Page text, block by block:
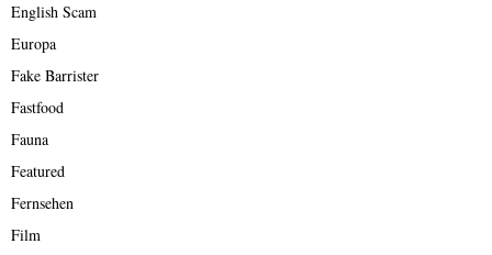
English Scam
Europa
Fake Barrister
Fastfood
Fauna
Featured
Fernsehen
Film